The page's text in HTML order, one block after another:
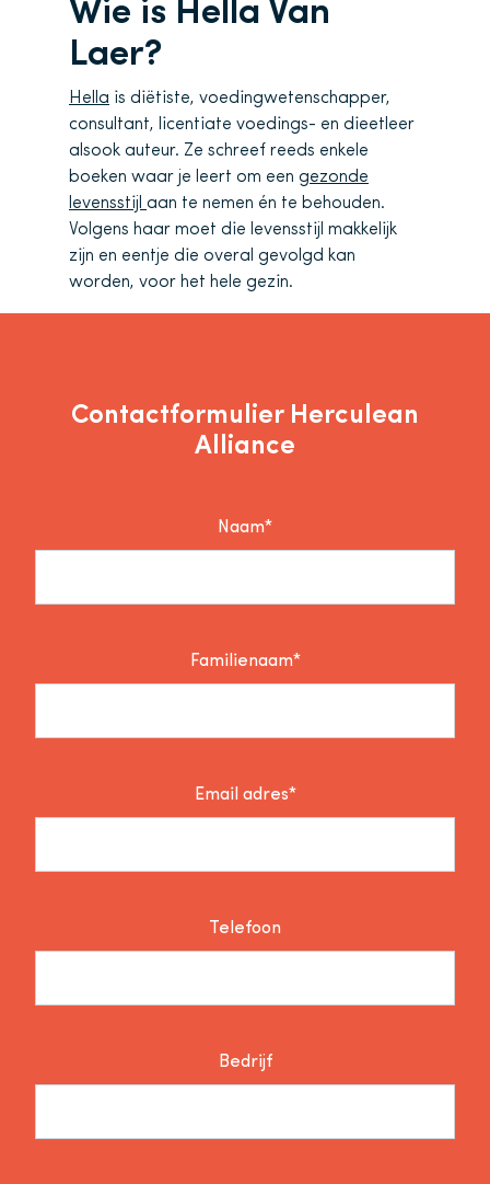
Wie is Hella Van
Laer?
Hella is diëtiste, voedingwetenschapper,
consultant, licentiate voedings- en dieetleer
alsook auteur. Ze schreef reeds enkele
boeken waar je leert om een gezonde
levensstijl aan te nemen én te behouden.
Volgens haar moet die levensstijl makkelijk
zijn en eentje die overal gevolgd kan
worden, voor het hele gezin.
Contactformulier Herculean
Alliance
Naam*
Familienaam*
Email adres*
Telefoon
Bedrijf